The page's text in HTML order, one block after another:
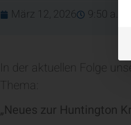
März 12, 2026 9:50 a.m.
In der aktuellen Folge
Thema:
„Neues zur Huntington